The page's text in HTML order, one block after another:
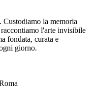
la memoria
l'arte invisibile
fondata, curata e
giorno.